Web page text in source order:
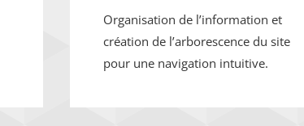
Organisation de l’information et
création de l’arborescence du site
pour une navigation intuitive.